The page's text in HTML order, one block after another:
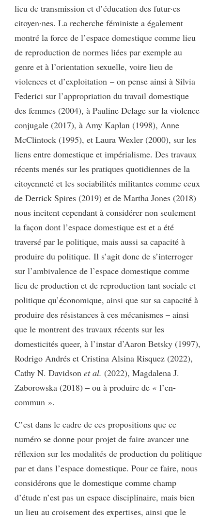
lieu de transmission et d’éducation des futur·es
citoyen·nes. La recherche féministe a également
montré la force de l’espace domestique comme lieu
de reproduction de normes liées par exemple au
genre et à l’orientation sexuelle, voire lieu de
violences et d’exploitation – on pense ainsi à Silvia
Federici sur l’appropriation du travail domestique
des femmes (2004), à Pauline Delage sur la violence
conjugale (2017), à Amy Kaplan (1998), Anne
McClintock (1995), et Laura Wexler (2000), sur les
liens entre domestique et impérialisme. Des travaux
récents menés sur les pratiques quotidiennes de la
citoyenneté et les sociabilités militantes comme ceux
de Derrick Spires (2019) et de Martha Jones (2018)
nous incitent cependant à considérer non seulement
la façon dont l’espace domestique est et a été
traversé par le politique, mais aussi sa capacité à
produire du politique. Il s’agit donc de s’interroger
sur l’ambivalence de l’espace domestique comme
lieu de production et de reproduction tant sociale et
politique qu’économique, ainsi que sur sa capacité à
produire des résistances à ces mécanismes – ainsi
que le montrent des travaux récents sur les
domesticités queer, à l’instar d’Aaron Betsky (1997),
Rodrigo Andrés et Cristina Alsina Risquez (2022),
Cathy N. Davidson et al. (2022), Magdalena J.
Zaborowska (2018) – ou à produire de « l’en-
commun ».
C’est dans le cadre de ces propositions que ce
numéro se donne pour projet de faire avancer une
réflexion sur les modalités de production du politique
par et dans l’espace domestique. Pour ce faire, nous
considérons que le domestique comme champ
d’étude n’est pas un espace disciplinaire, mais bien
un lieu au croisement des expertises, ainsi que le